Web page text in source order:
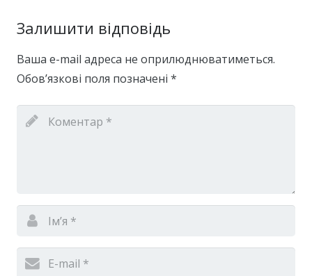
Залишити відповідь
Ваша e-mail адреса не оприлюднюватиметься.
Обов’язкові поля позначені *